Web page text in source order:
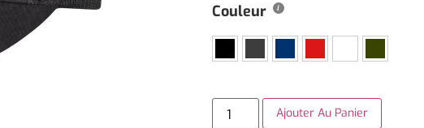
Couleur
Ajouter Au Panier